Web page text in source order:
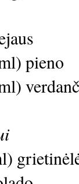
pieno